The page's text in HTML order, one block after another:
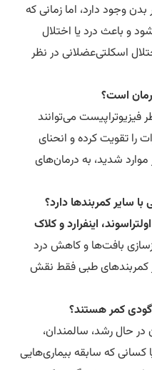
دارد، اما زمانی که
درد یا اختلال
اسکلتی‌عضلانی در نظر
است؟
می‌توانند
کرده و انحنای
شدید، به درمان‌های
کمربندها دارد؟
اینفرارد و کلاک
بافت‌ها و کاهش درد
طبی فقط نقش
کمر هستند؟
رشد، سالمندان،
که سابقه بیماری‌هایی